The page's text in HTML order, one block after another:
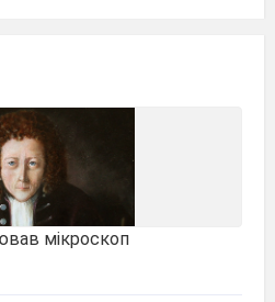
мікроскоп